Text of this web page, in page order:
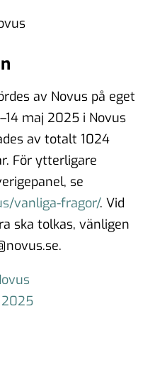
av Novus på eget
maj 2025 i Novus
av totalt 1024
För ytterligare
se
vanliga-fragor/. Vid
ska tolkas, vänligen